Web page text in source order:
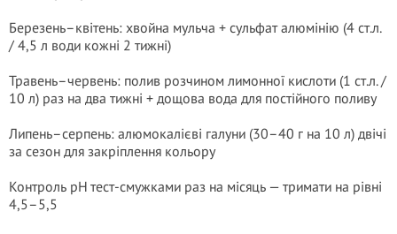
Березень–квітень: хвойна мульча + сульфат алюмінію (4 ст.л.
/ 4,5 л води кожні 2 тижні)
Травень–червень: полив розчином лимонної кислоти (1 ст.л. /
10 л) раз на два тижні + дощова вода для постійного поливу
Липень–серпень: алюмокалієві галуни (30–40 г на 10 л) двічі
за сезон для закріплення кольору
Контроль pH тест-смужками раз на місяць — тримати на рівні
4,5–5,5